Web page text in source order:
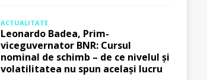
ACTUALITATE
Leonardo Badea, Prim-
viceguvernator BNR: Cursul
nominal de schimb – de ce nivelul și
volatilitatea nu spun același lucru